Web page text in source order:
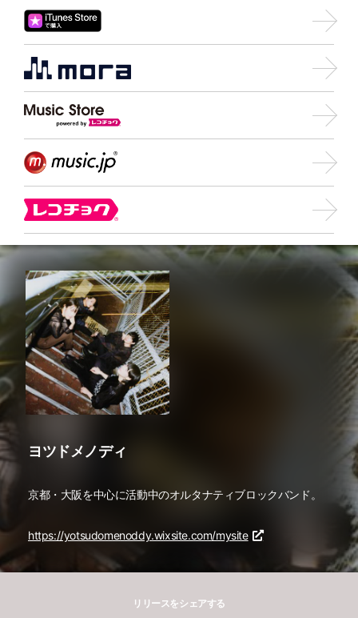
ヨツドメノディ
京都・大阪を中心に活動中のオルタナティブロックバンド。
https://yotsudomenoddy.wixsite.com/mysite
リリースをシェアする